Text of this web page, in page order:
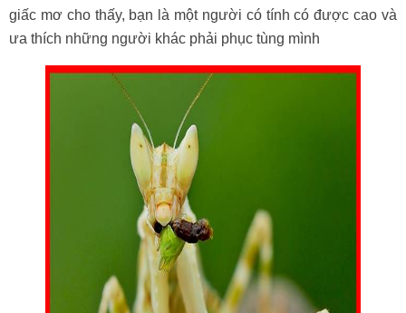
giấc mơ cho thấy, bạn là một người có tính có được cao và
ưa thích những người khác phải phục tùng mình